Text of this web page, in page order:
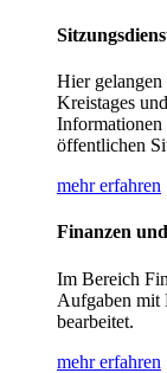
Hier gelangen
Kreistages
Informationen
öffentlichen
mehr erfahren
Finanzen
Im Bereich
Aufgaben mit
bearbeitet.
mehr erfahren